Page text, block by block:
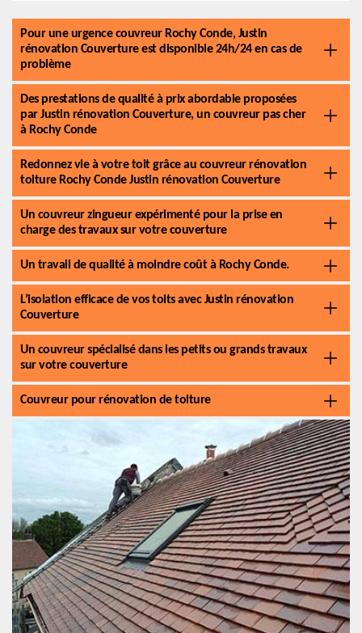
Pour une urgence couvreur Rochy Conde, Justin
rénovation Couverture est disponible 24h/24 en cas de
problème
Des prestations de qualité à prix abordable proposées
par Justin rénovation Couverture, un couvreur pas cher
à Rochy Conde
Redonnez vie à votre toit grâce au couvreur rénovation
toiture Rochy Conde Justin rénovation Couverture
Un couvreur zingueur expérimenté pour la prise en
charge des travaux sur votre couverture
Un travail de qualité à moindre coût à Rochy Conde.
L’isolation efficace de vos toits avec Justin rénovation
Couverture
Un couvreur spécialisé dans les petits ou grands travaux
sur votre couverture
Couvreur pour rénovation de toiture